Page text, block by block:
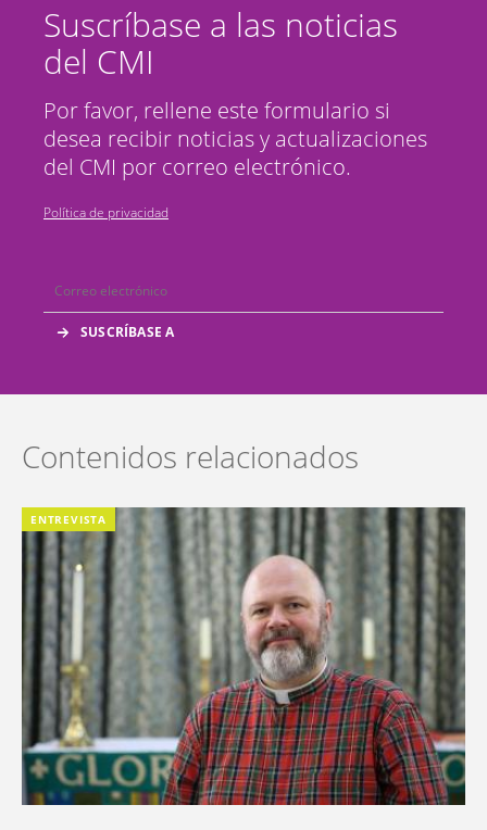
Suscríbase a las noticias
del CMI
Por favor, rellene este formulario si
desea recibir noticias y actualizaciones
del CMI por correo electrónico.
Política de privacidad
Contenidos relacionados
ENTREVISTA